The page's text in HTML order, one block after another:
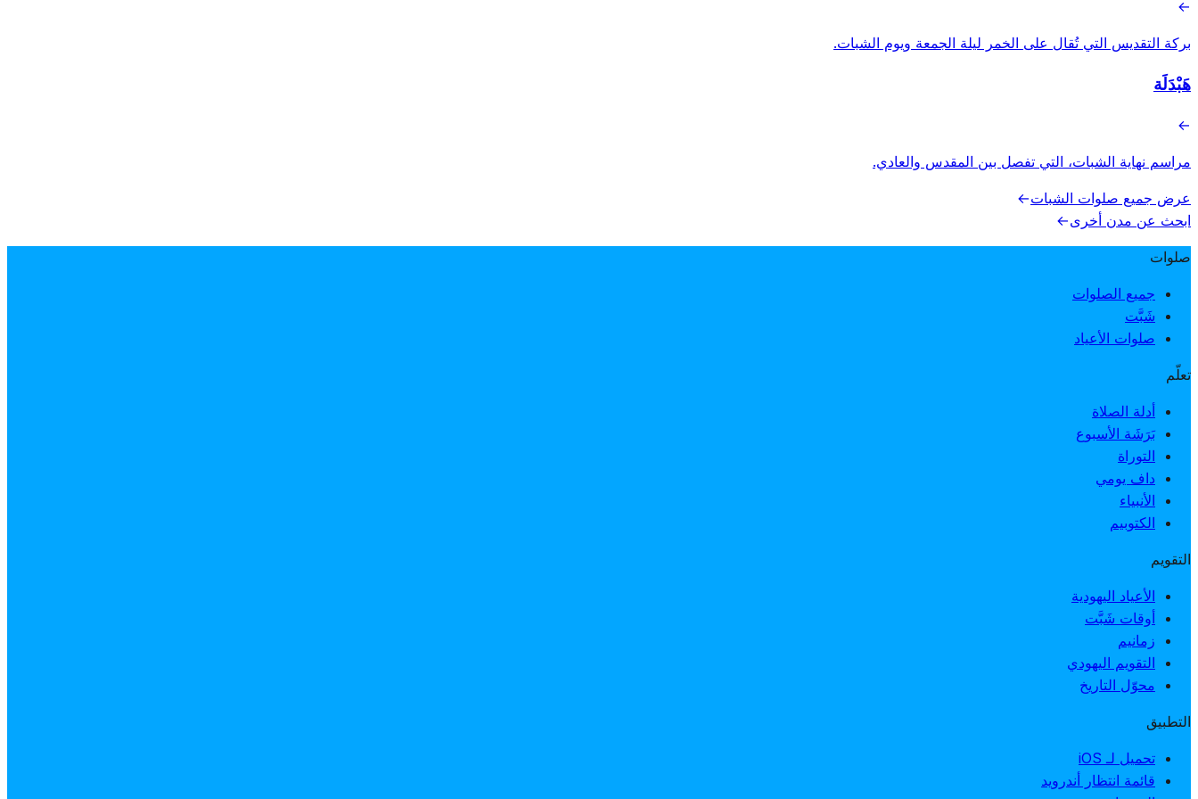
→
بركة التقديس التي تُقال على الخمر ليلة الجمعة ويوم الشبات.
هَبْدَلَة
→
مراسم نهاية الشبات، التي تفصل بين المقدس والعادي.
عرض جميع صلوات الشبات→
ابحث عن مدن أخرى→
صلوات
جميع الصلوات
شَبَّت
صلوات الأعياد
تعلّم
أدلة الصلاة
بَرَشَة الأسبوع
التوراة
داف يومي
الأنبياء
الكتوبيم
التقويم
الأعياد اليهودية
أوقات شَبَّت
زمانيم
التقويم اليهودي
محوّل التاريخ
التطبيق
تحميل لـ iOS
قائمة انتظار أندرويد